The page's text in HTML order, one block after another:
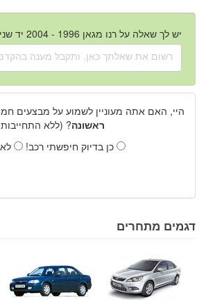
יש לך שאלה על רנו מגאן 1996 - 2004 יד שנייה?
היי, האם אתה מעוניין לשמוע על מבצעים
ראשונה? (ללא
כן בדיוק חיפשתי רכב!
דגמים מתחרים